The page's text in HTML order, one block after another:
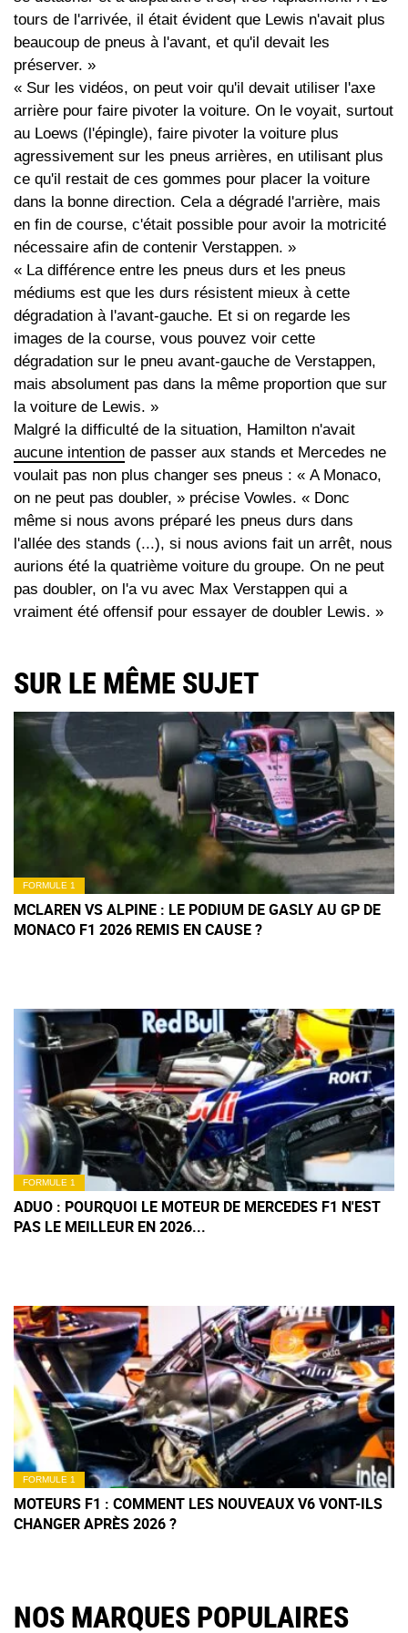
tours de l'arrivée, il était évident que Lewis n'avait plus
beaucoup de pneus à l'avant, et qu'il devait les
préserver. »
« Sur les vidéos, on peut voir qu'il devait utiliser l'axe
arrière pour faire pivoter la voiture. On le voyait, surtout
au Loews (l'épingle), faire pivoter la voiture plus
agressivement sur les pneus arrières, en utilisant plus
ce qu'il restait de ces gommes pour placer la voiture
dans la bonne direction. Cela a dégradé l'arrière, mais
en fin de course, c'était possible pour avoir la motricité
nécessaire afin de contenir Verstappen. »
« La différence entre les pneus durs et les pneus
médiums est que les durs résistent mieux à cette
dégradation à l'avant-gauche. Et si on regarde les
images de la course, vous pouvez voir cette
dégradation sur le pneu avant-gauche de Verstappen,
mais absolument pas dans la même proportion que sur
la voiture de Lewis. »
Malgré la difficulté de la situation, Hamilton n'avait
aucune intention de passer aux stands et Mercedes ne
voulait pas non plus changer ses pneus : « A Monaco,
on ne peut pas doubler, » précise Vowles. « Donc
même si nous avons préparé les pneus durs dans
l'allée des stands (...), si nous avions fait un arrêt, nous
aurions été la quatrième voiture du groupe. On ne peut
pas doubler, on l'a vu avec Max Verstappen qui a
vraiment été offensif pour essayer de doubler Lewis. »
SUR LE MÊME SUJET
FORMULE 1
MCLAREN VS ALPINE : LE PODIUM DE GASLY AU GP DE
MONACO F1 2026 REMIS EN CAUSE ?
FORMULE 1
ADUO : POURQUOI LE MOTEUR DE MERCEDES F1 N'EST
PAS LE MEILLEUR EN 2026...
FORMULE 1
MOTEURS F1 : COMMENT LES NOUVEAUX V6 VONT-ILS
CHANGER APRÈS 2026 ?
NOS MARQUES POPULAIRES